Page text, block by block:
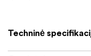
Techninė